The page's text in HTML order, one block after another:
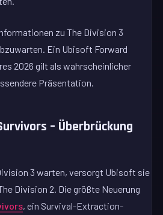
zu The Division 3
Ein Ubisoft Forward
2026 gilt als wahrscheinlicher
Präsentation.
– Überbrückung
3 warten, versorgt Ubisoft sie
Division 2. Die größte Neuerung
, ein Survival-Extraction-